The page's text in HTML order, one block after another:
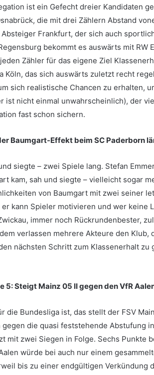
ist ein Gefecht dreier Kandidaten
die mit drei Zählern Abstand
Frankfurt, der sich auch
bekommt es auswärts mit RW
Zähler für das eigene Ziel
Köln, das sich auswärts zuletzt recht
sich realistische Chancen zu erhalten,
ist nicht einmal unwahrscheinlich), der
fast schon sichern.
Baumgart-Effekt beim SC Paderborn
siegte – zwei Spiele lang. Stefan
kam, sah und siegte – vielleicht sogar
von Baumgart mit zwei seiner
kann Spieler motivieren und wer keine
immer noch Rückrundenbester,
verlassen mehrere Akteure den Klub,
nächsten Schritt zum Klassenerhalt
5: Steigt Mainz 05 II gegen den VfR
die Bundesliga ist, das stellt der FSV
gegen die quasi feststehende Abstufung
mit zwei Siegen in Folge. Sechs Punkte
würde bei auch nur einem
bis zu einer endgültigen Verkündung